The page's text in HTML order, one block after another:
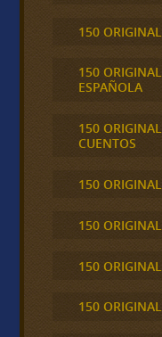
150
150
ESPAÑOLA
150
CUENTOS
150
150
150
150